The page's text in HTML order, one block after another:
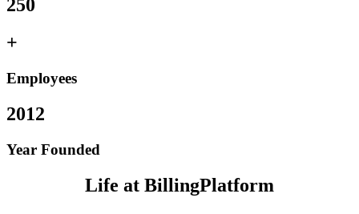
250
+
Employees
2012
Year Founded
Life at BillingPlatform